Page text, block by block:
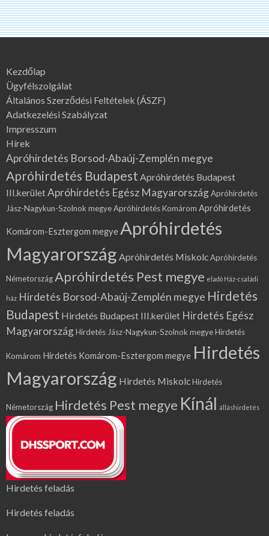
Kezdőlap
Ügyfélszolgálat
Általános Szerződési Feltételek (ÁSZF)
Adatkezelési Szabályzat
Impresszum
Hírek
Apróhirdetés Borsod-Abaúj-Zemplén megye
Apróhirdetés Budapest Apróhirdetés Budapest
III.kerületApróhirdetés Egész MagyarországApróhirdetés
Jász-Nagykun-Szolnok megyeApróhirdetés Komárom Apróhirdetés
Komárom-Esztergom megye Apróhirdetés
Magyarország Apróhirdetés MiskolcApróhirdetés
NémetországApróhirdetés Pest megye eladó Ház-családi
ház Hirdetés Borsod-Abaúj-Zemplén megye Hirdetés
Budapest Hirdetés Budapest III.kerület Hirdetés Egész
MagyarországHirdetés Jász-Nagykun-Szolnok megyeHirdetés
Komárom Hirdetés Komárom-Esztergom megye Hirdetés
Magyarország Hirdetés MiskolcHirdetés
Németország Hirdetés Pest megye Kínál álláshirdetés
Hirdetés feladás
Hirdetés feladás